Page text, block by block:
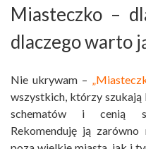
Miasteczko –
dlaczego warto
Nie ukrywam –
wszystkich, którzy
schematów i cenią
Rekomenduję ją